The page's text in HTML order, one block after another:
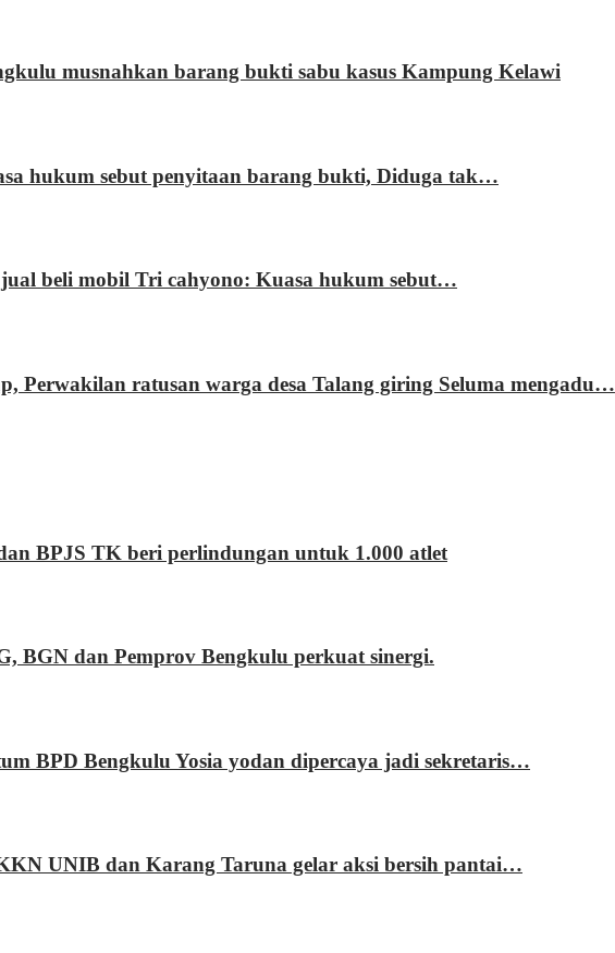
musnahkan barang bukti sabu kasus Kampung Kelawi
hukum sebut penyitaan barang bukti, Diduga tak…
beli mobil Tri cahyono: Kuasa hukum sebut…
Perwakilan ratusan warga desa Talang giring Seluma mengadu…
BPJS TK beri perlindungan untuk 1.000 atlet
BGN dan Pemprov Bengkulu perkuat sinergi.
BPD Bengkulu Yosia yodan dipercaya jadi sekretaris…
UNIB dan Karang Taruna gelar aksi bersih pantai…